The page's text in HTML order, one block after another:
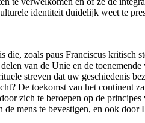
identiteit duidelijk weet te
die, zoals paus Franciscus
van de Unie en de
streven dat uw geschiedenis
De toekomst van het continent
zich te beroepen op de
de mens te bevestigen, en ook